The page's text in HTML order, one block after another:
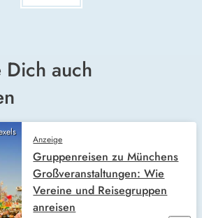
Dich auch
Anzeige
Gruppenreisen zu Münchens
Großveranstaltungen: Wie
Vereine und Reisegruppen
anreisen